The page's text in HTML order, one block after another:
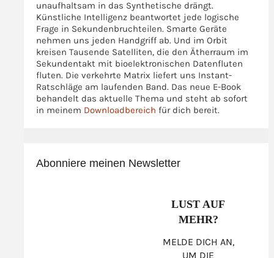
unaufhaltsam in das Synthetische drängt.
Künstliche Intelligenz beantwortet jede logische
Frage in Sekundenbruchteilen. Smarte Geräte
nehmen uns jeden Handgriff ab. Und im Orbit
kreisen Tausende Satelliten, die den Ätherraum im
Sekundentakt mit bioelektronischen Datenfluten
fluten. Die verkehrte Matrix liefert uns Instant-
Ratschläge am laufenden Band. Das neue E-Book
behandelt das aktuelle Thema und steht ab sofort
in meinem Downloadbereich für dich bereit.
Abonniere meinen Newsletter
LUST AUF
MEHR?
MELDE DICH AN,
UM DIE